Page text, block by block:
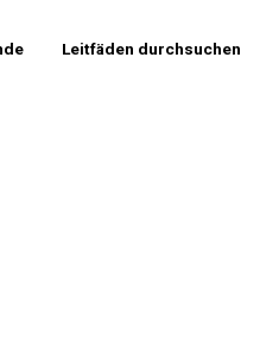
Leitfäden durchsuchen